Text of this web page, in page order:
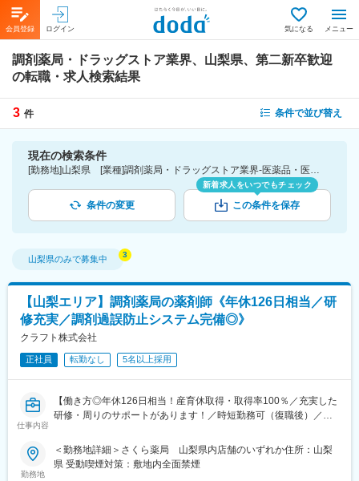
会員登録 ログイン 気になる メニュー
調剤薬局・ドラッグストア業界、山梨県、第二新卒歓迎
の転職・求人検索結果
3 件 条件で並び替え
現在の検索条件
[勤務地]山梨県 [業種]調剤薬局・ドラッグストア業界-医薬品・医療機器・ライフサイエンス・医療系サービス [詳細条件](募集・採用情報)第二新卒歓迎
条件の変更
新着求人をいつでもチェック
この条件を保存
山梨県のみで募集中
【山梨エリア】調剤薬局の薬剤師《年休126日相当／研
修充実／調剤過誤防止システム完備◎》
クラフト株式会社
正社員 転勤なし 5名以上採用
仕事内容
【働き方◎年休126日相当！産育休取得・取得率100％／充実した
研修・周りのサポートがあります！／時短勤務可（復職後）／全
【職務概要】
勤務地
＜勤務地詳細＞さくら薬局 山梨県内店舗のいずれか住所：山梨
県 受動喫煙対策：敷地内全面禁煙